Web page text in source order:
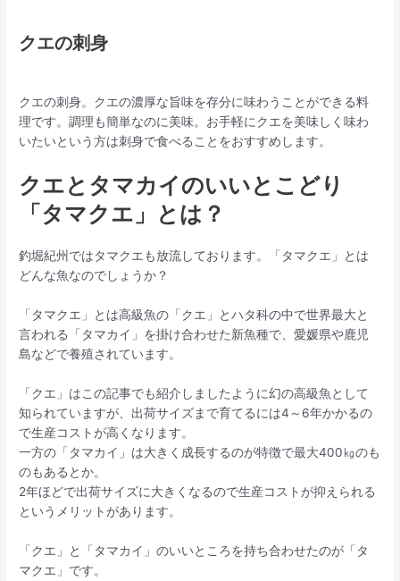
クエの刺身
クエの刺身。クエの濃厚な旨味を存分に味わうことができる料
理です。調理も簡単なのに美味。お手軽にクエを美味しく味わ
いたいという方は刺身で食べることをおすすめします。
クエとタマカイのいいとこどり
「タマクエ」とは？
釣堀紀州ではタマクエも放流しております。「タマクエ」とは
どんな魚なのでしょうか？
「タマクエ」とは高級魚の「クエ」とハタ科の中で世界最大と
言われる「タマカイ」を掛け合わせた新魚種で、愛媛県や鹿児
島などで養殖されています。
「クエ」はこの記事でも紹介しましたように幻の高級魚として
知られていますが、出荷サイズまで育てるには4～6年かかるの
で生産コストが高くなります。
一方の「タマカイ」は大きく成長するのが特徴で最大400㎏のも
のもあるとか。
2年ほどで出荷サイズに大きくなるので生産コストが抑えられる
というメリットがあります。
「クエ」と「タマカイ」のいいところを持ち合わせたのが「タ
マクエ」です。